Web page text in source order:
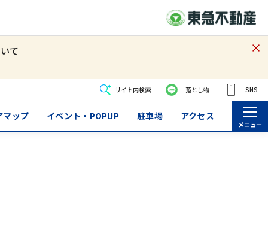
て
サイト内検索
マップ イベント・POPUP 駐車場 アクセス
落とし物 SNS
メニュー